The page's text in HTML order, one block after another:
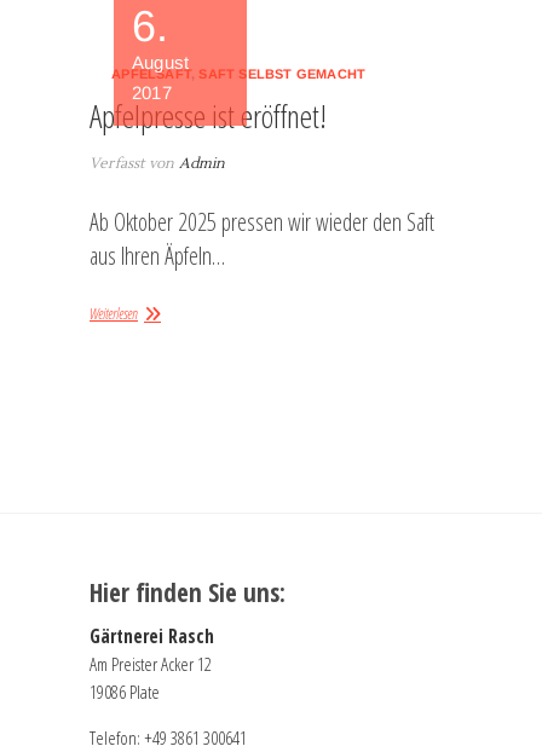
6.
August
2017
APFELSAFT,SAFT SELBST GEMACHT
Apfelpresse ist eröffnet!
Verfasst von Admin
Ab Oktober 2025 pressen wir wieder den Saft
aus Ihren Äpfeln…
Weiterlesen
Hier finden Sie uns:
Gärtnerei Rasch
Am Preister Acker 12
19086 Plate
Telefon:+49 3861 300641